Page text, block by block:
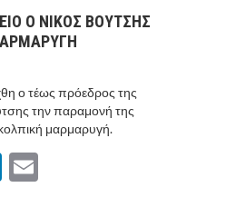
Ο ΝΙΚΟΣ ΒΟΥΤΣΗΣ
ο τέως πρόεδρος της
την παραμονή της
μαρμαρυγή.
LinkedIn